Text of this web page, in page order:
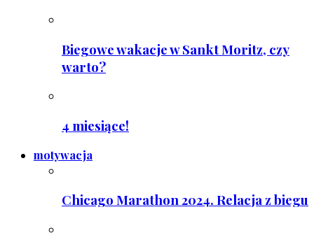
Biegowe wakacje w Sankt Moritz, czy
warto?
4 miesiące!
motywacja
Chicago Marathon 2024. Relacja z biegu